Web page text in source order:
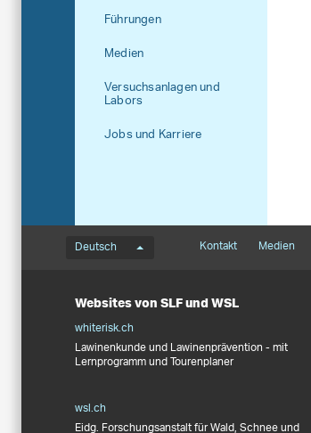
Führungen
Medien
Versuchsanlagen und
Labors
Jobs und Karriere
Sprachmenü
Deutsch
Footernavigation
Kontakt Medien
Websites von SLF und WSL
whiterisk.ch
Lawinenkunde und Lawinenprävention - mit
Lernprogramm und Tourenplaner
wsl.ch
Eidg. Forschungsanstalt für Wald, Schnee und